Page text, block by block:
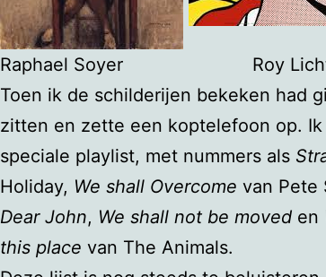
Raphael Soyer Roy
Toen ik de schilderijen bekeken had
zitten en zette een koptelefoon op.
speciale playlist, met nummers als
Holiday, We shall Overcome van Pete
Dear John, We shall not be moved en
this place van The Animals.